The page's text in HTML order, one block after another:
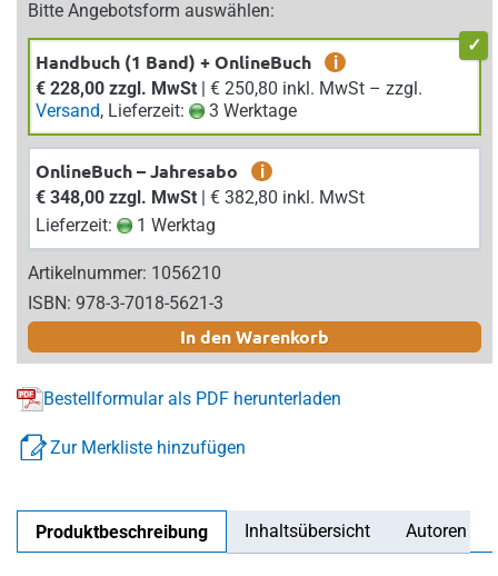
Bitte Angebotsform auswählen:
Handbuch (1 Band) + OnlineBuch
i
€ 228,00 zzgl. MwSt
| € 250,80 inkl. MwSt – zzgl.
Versand, Lieferzeit: 3 Werktage
OnlineBuch – Jahresabo
i
€ 348,00 zzgl. MwSt
| € 382,80 inkl. MwSt
Lieferzeit:
1 Werktag
Artikelnummer: 1056210
ISBN: 978-3-7018-5621-3
In den Warenkorb
Bestellformular als PDF herunterladen
Zur Merkliste hinzufügen
Produktbeschreibung Inhaltsübersicht Autoren